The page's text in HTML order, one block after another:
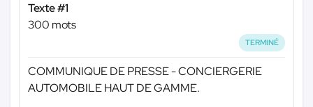
Texte #1
300 mots
TERMINÉ
COMMUNIQUE DE PRESSE - CONCIERGERIE
AUTOMOBILE HAUT DE GAMME.